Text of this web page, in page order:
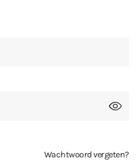
Wachtwoord vergeten?